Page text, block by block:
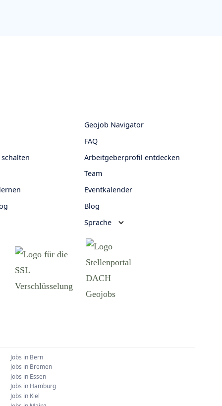
Geojob Navigator
FAQ
Arbeitgeberprofil entdecken
Team
Eventkalender
Blog
Sprache
Jobs in Bern
Jobs in Bremen
Jobs in Essen
Jobs in Hamburg
Jobs in Kiel